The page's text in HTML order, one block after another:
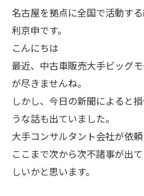
名古屋を拠点に全国で活動す
利京申です。
こんにちは
最近、中古車販売大手ビッグ
が尽きませんね。
しかし、今日の新聞によると
うな話も出ていました。
大手コンサルタント会社が依
ここまで次から次不諸事が出
しいかと思います。